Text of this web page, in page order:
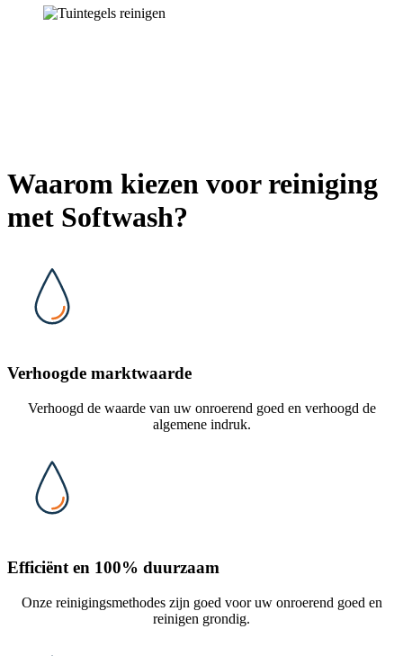
Waarom kiezen voor reiniging
met Softwash?
Verhoogde marktwaarde
Verhoogd de waarde van uw onroerend goed en verhoogd de
algemene indruk.
Efficiënt en 100% duurzaam
Onze reinigingsmethodes zijn goed voor uw onroerend goed en
reinigen grondig.